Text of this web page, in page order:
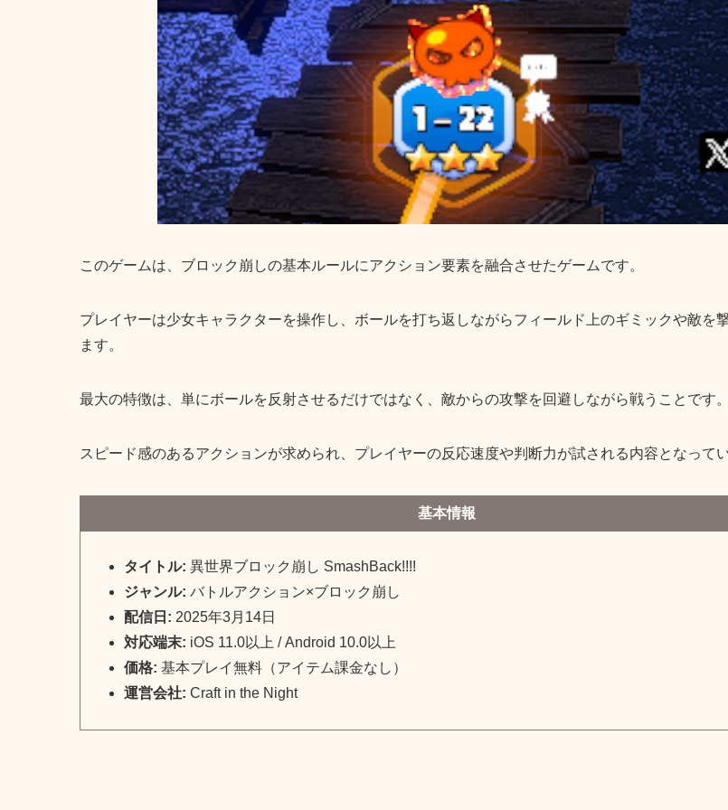
このゲームは、ブロック崩しの基本ルールにアクション要素を融合させたゲームです。
プレイヤーは少女キャラクターを操作し、ボールを打ち返しながらフィールド上のギミックや敵を
ます。
最大の特徴は、単にボールを反射させるだけではなく、敵からの攻撃を回避しながら戦うことです。
スピード感のあるアクションが求められ、プレイヤーの反応速度や判断力が試される内容となってい
基本情報
タイトル: 異世界ブロック崩し SmashBack!!!!
ジャンル: バトルアクション×ブロック崩し
配信日: 2025年3月14日
対応端末: iOS 11.0以上 / Android 10.0以上
価格: 基本プレイ無料（アイテム課金なし）
運営会社: Craft in the Night